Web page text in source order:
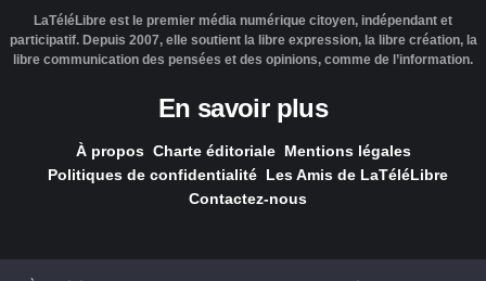
LaTéléLibre est le premier média numérique citoyen, indépendant et
participatif. Depuis 2007, elle soutient la libre expression, la libre création, la
libre communication des pensées et des opinions, comme de l’information.
En savoir plus
À propos Charte éditoriale Mentions légales
Politiques de confidentialité Les Amis de LaTéléLibre
Contactez-nous